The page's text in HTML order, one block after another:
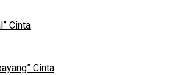
Cinta
Cinta